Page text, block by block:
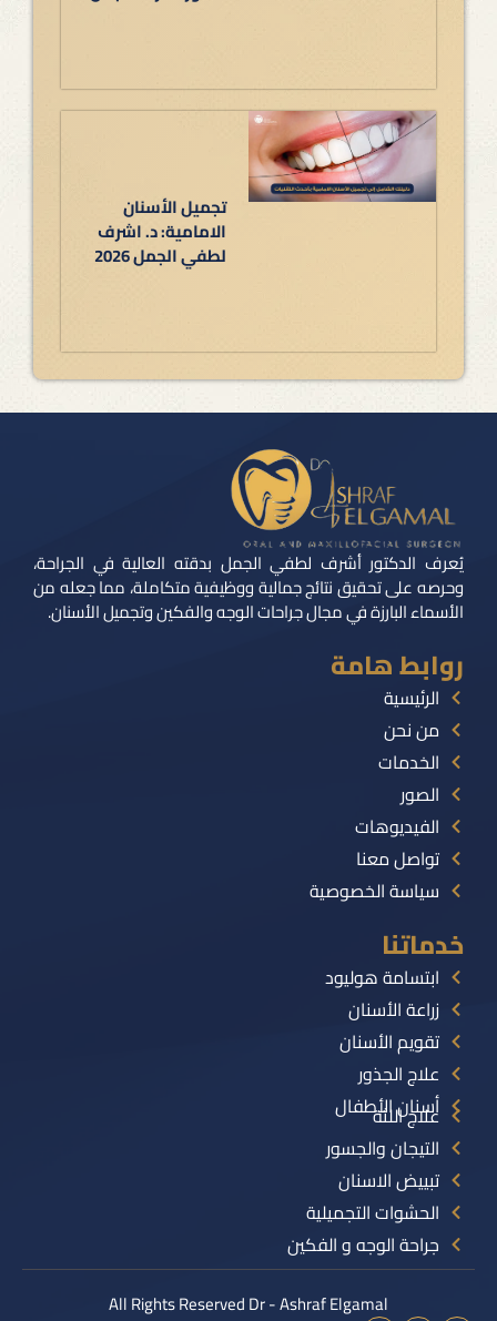
تجميل الأسنان
الامامية: د. اشرف
لطفي الجمل 2026
يُعرف الدكتور أشرف لطفي الجمل بدقته العالية في الجراحة،
وحرصه على تحقيق نتائج جمالية ووظيفية متكاملة، مما جعله من
الأسماء البارزة في مجال جراحات الوجه والفكين وتجميل الأسنان.
روابط هامة
الرئيسية
من نحن
الخدمات
الصور
الفيديوهات
تواصل معنا
سياسة الخصوصية
خدماتنا
ابتسامة هوليود
زراعة الأسنان
تقويم الأسنان
علاج الجذور
أسنان الأطفال
علاج اللثة
التيجان والجسور
تبييض الاسنان
الحشوات التجميلية
جراحة الوجه و الفكين
All Rights Reserved Dr - Ashraf Elgamal